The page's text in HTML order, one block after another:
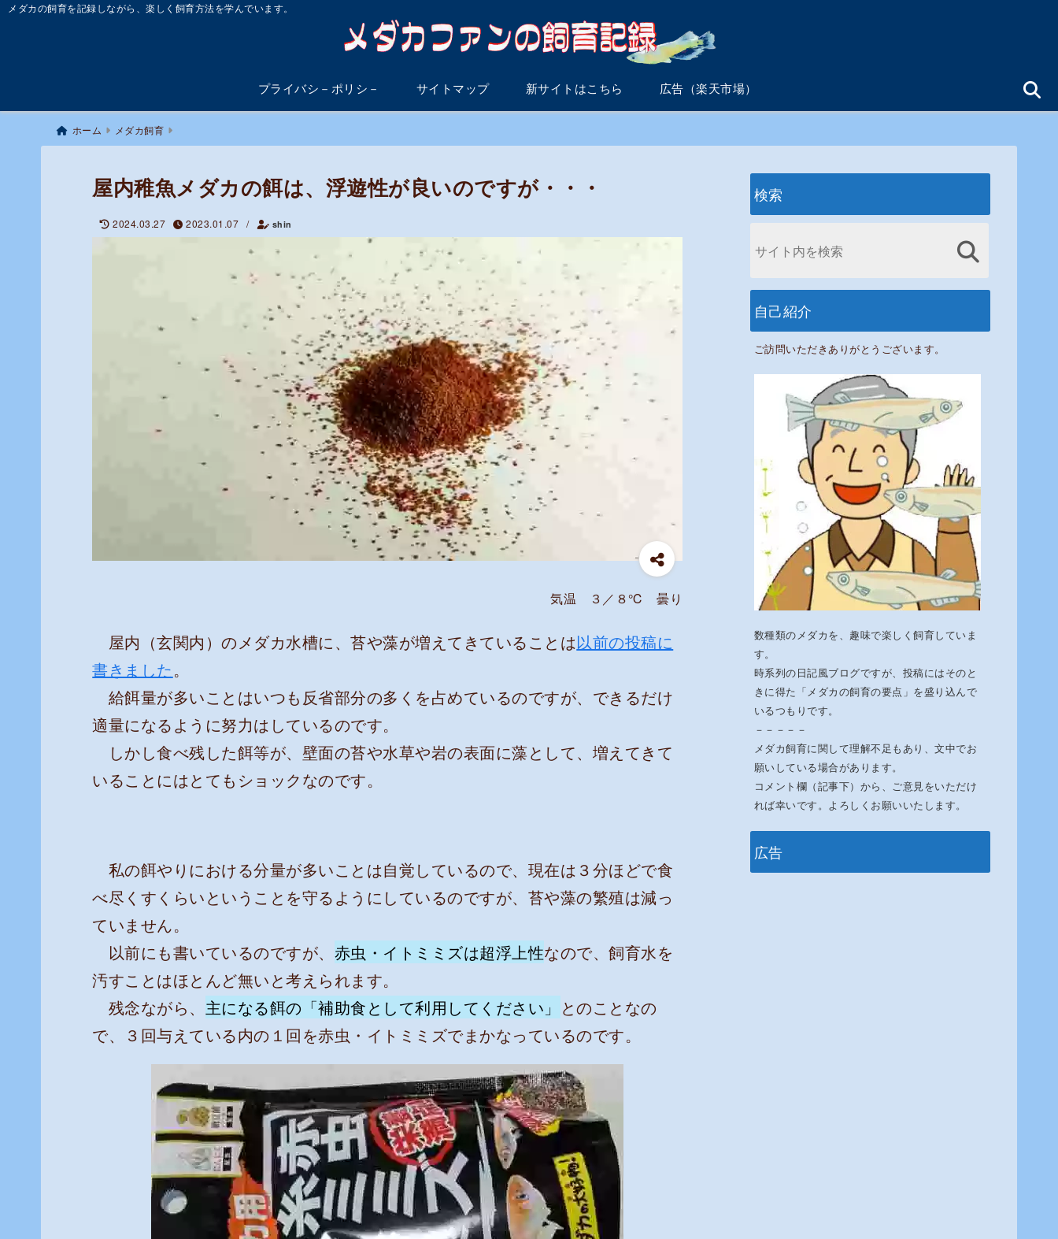
メダカの飼育を記録しながら、楽しく飼育方法を学んでいます。
プライバシ－ポリシ－ サイトマップ 新サイトはこちら 広告（楽天市場）
ホーム メダカ飼育
屋内稚魚メダカの餌は、浮遊性が良いのですが・・・
2024.03.27 2023.01.07 / shin
気温 ３／８℃ 曇り
屋内（玄関内）のメダカ水槽に、苔や藻が増えてきていることは以前の投稿に
書きました。
給餌量が多いことはいつも反省部分の多くを占めているのですが、できるだけ
適量になるように努力はしているのです。
しかし食べ残した餌等が、壁面の苔や水草や岩の表面に藻として、増えてきて
いることにはとてもショックなのです。
私の餌やりにおける分量が多いことは自覚しているので、現在は３分ほどで食
べ尽くすくらいということを守るようにしているのですが、苔や藻の繁殖は減っ
ていません。
以前にも書いているのですが、 赤虫・イトミミズは超浮上性なので、飼育水を
汚すことはほとんど無いと考えられます。
残念ながら、 主になる餌の「補助食として利用してください」 とのことなの
で、３回与えている内の１回を赤虫・イトミミズでまかなっているのです。
検索
自己紹介
ご訪問いただきありがとうございます。
数種類のメダカを、趣味で楽しく飼育していま
す。
時系列の日記風ブログですが、投稿にはそのと
きに得た「メダカの飼育の要点」を盛り込んで
いるつもりです。
－－－－－
メダカ飼育に関して理解不足もあり、文中でお
願いしている場合があります。
コメント欄（記事下）から、ご意見をいただけ
れば幸いです。よろしくお願いいたします。
広告